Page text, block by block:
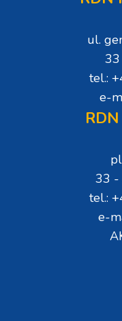
ul.
tel.:
e-
33 -
tel.:
e-